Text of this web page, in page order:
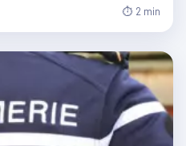
⏱ 2 min